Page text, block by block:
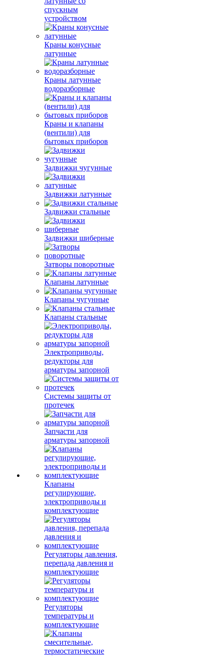
спускным
устройством
Краны конусные
латунные
Краны латунные
водоразборные
Краны и клапаны
(вентили) для
бытовых приборов
Задвижки чугунные
Задвижки латунные
Задвижки стальные
Задвижки шиберные
Затворы поворотные
Клапаны латунные
Клапаны чугунные
Клапаны стальные
Электроприводы,
редукторы для
арматуры запорной
Системы защиты от
протечек
Запчасти для
арматуры запорной
Клапаны
регулирующие,
электроприводы и
комплектующие
Регуляторы давления,
перепада давления и
комплектующие
Регуляторы
температуры и
комплектующие